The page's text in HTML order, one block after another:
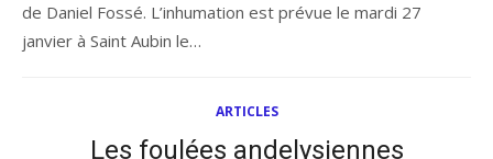
de Daniel Fossé. L’inhumation est prévue le mardi 27
janvier à Saint Aubin le…
ARTICLES
Les foulées andelysiennes